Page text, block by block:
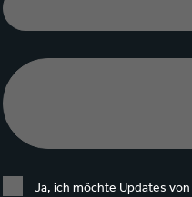
Ja, ich möchte Updates